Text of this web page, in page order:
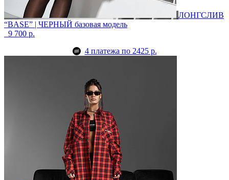
ЛОНГСЛИВ
“BASE” | ЧЕРНЫЙ базовая модель
9 700 р.
4 платежа по 2425 р.